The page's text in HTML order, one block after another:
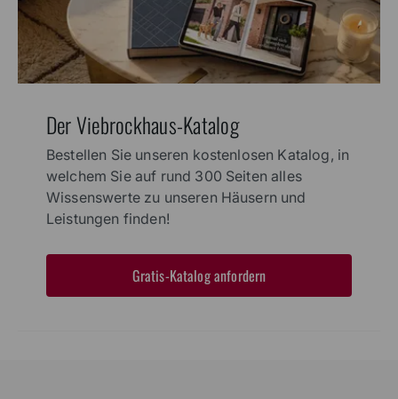
Der Viebrockhaus-Katalog
Bestellen Sie unseren kostenlosen Katalog, in
welchem Sie auf rund 300 Seiten alles
Wissenswerte zu unseren Häusern und
Leistungen finden!
Gratis-Katalog anfordern